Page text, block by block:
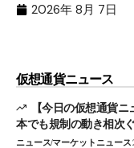
2026年 8月 7日
仮想通貨ニュース
【今日の仮想通貨
本でも規制の動き相次ぐ
ニュースマーケットニュース